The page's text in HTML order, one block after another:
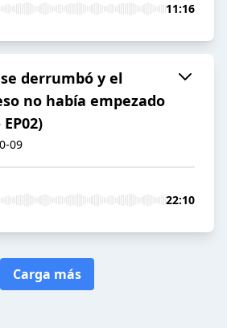
11:16
derrumbó y el
no había empezado
09
22:10
Carga más